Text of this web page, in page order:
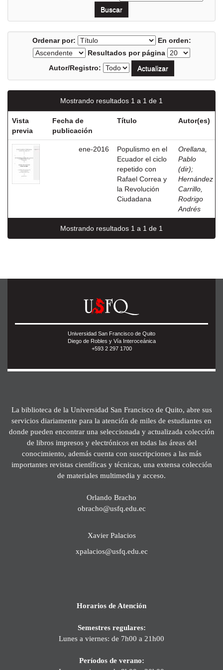
Ordenar por:
En orden:
Resultados por página
Autor/Registro:
Mostrando resultados 1 a 1 de 1
Vista
previa
Fecha de
publicación
Título Autor(es)
ene-2016
Populismo en el
Ecuador el ciclo
repetido con
Rafael Correa y
la Revolución
Ciudadana
Orellana,
Pablo
(dir);
Hernández
Carrillo,
Rodrigo
Andrés
Mostrando resultados 1 a 1 de 1
Universidad San Francisco de Quito
Diego de Robles y Vía Interoceánica
+593 2 297 1700
La biblioteca de la Universidad San Francisco de Quito, abre sus
servicios diariamente para la atención de miles de estudiantes en
donde pueden encontrar una seleccionada y actualizada colección
de libros impresos y electrónicos en todas las áreas del
conocimiento, además cuenta con suscripciones a las más
importantes revistas científicas y técnicas, una extensa colección
de materiales multimedia y acceso.
Orlando Bracho
obracho@usfq.edu.ec
Xavier Palacios
xpalacios@usfq.edu.ec
Horarios de Atención
Semestres regulares:
Lunes a viernes: de 7h00 a 21h00
Períodos de verano: